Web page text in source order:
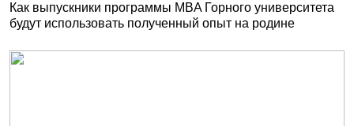
Как выпускники программы MBA Горного университета
будут использовать полученный опыт на родине